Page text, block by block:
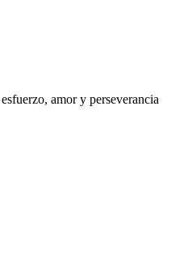
amor y perseverancia